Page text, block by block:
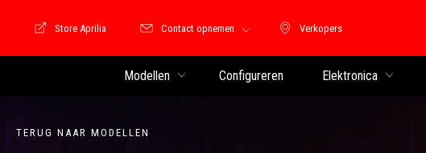
Verkopers
Verkopers
Store Motoguzzi
Store Aprilia Contact opnemen
Modellen Configureren Elektronica
TERUG NAAR MODELLEN